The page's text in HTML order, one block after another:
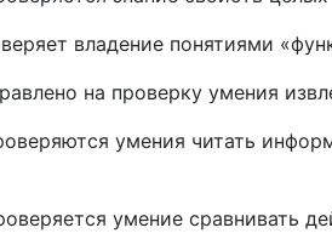
владение понятиями
на проверку умения
умения читать
умение сравнивать